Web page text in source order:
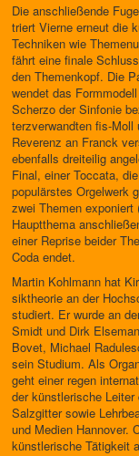
Die anschließende
triert Vierne erneut die
Techniken wie
fährt eine finale
den Themenkopf. Die
wendet das
Scherzo der Sinfonie
terzver­wandten fis-Moll
Reverenz an Franck
ebenfalls drei­teilig
Final, einer Toc­cata,
populärstes Orgel­werk
zwei Themen
Hauptthema
einer Reprise beider
Coda endet.
Martin Kohlmann hat
siktheorie an der
studiert. Er wurde an
Smidt und Dirk
Bovet, Michael
sein Studium. Als
geht einer regen
der künstlerische Leiter
Salzgitter sowie
und Medien Hannover.
künstlerische Tätigkeit